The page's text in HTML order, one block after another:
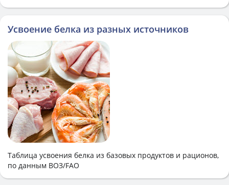
Усвоение белка из разных источников
Таблица усвоения белка из базовых продуктов и рационов,
по данным ВОЗ/FAO